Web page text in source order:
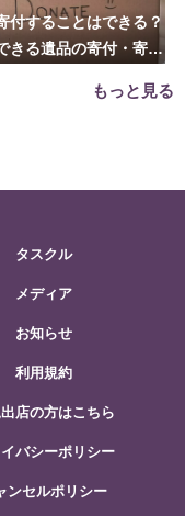
付することはできる？
きる遺品の寄付・寄贈
もっと見る
タスクル
メディア
お知らせ
利用規約
店の方はこちら
バシーポリシー
ンセルポリシー